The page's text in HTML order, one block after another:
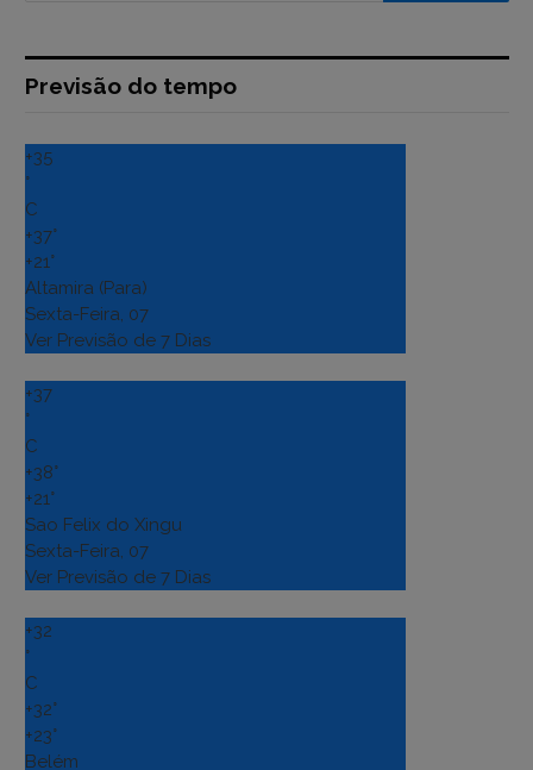
Previsão do tempo
+35
°
C
+37°
+21°
Altamira (Para)
Sexta-Feira, 07
Ver Previsão de 7 Dias
+37
°
C
+38°
+21°
Sao Felix do Xingu
Sexta-Feira, 07
Ver Previsão de 7 Dias
+32
°
C
+32°
+23°
Belém